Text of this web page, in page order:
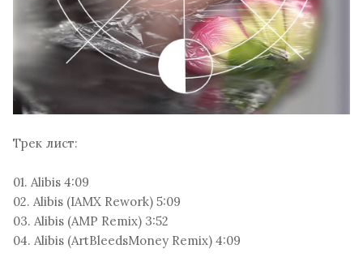
Трек лист:
01. Alibis 4:09
02. Alibis (IAMX Rework) 5:09
03. Alibis (AMP Remix) 3:52
04. Alibis (ArtBleedsMoney Remix) 4:09